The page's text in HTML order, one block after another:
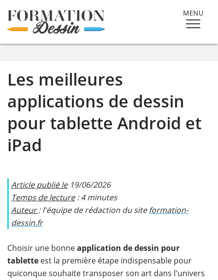
MENU
Les meilleures
applications de dessin
pour tablette Android et
iPad
Article publié le19/06/2026
Temps de lecture: 4 minutes
Auteur: l'équipe de rédaction du siteformation-
dessin.fr
Choisir une bonneapplication de dessin pour
tablette est la première étape indispensable pour
quiconque souhaite transposer son art dans l'univers